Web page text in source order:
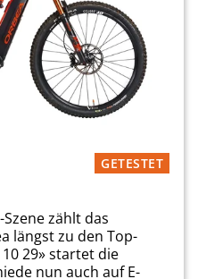
GETESTET
Szene zählt das
längst zu den Top-
29» startet die
nun auch auf E-